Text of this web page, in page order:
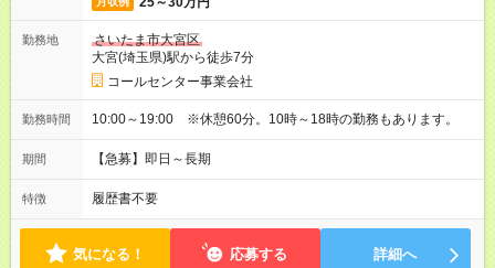
勤務地
さいたま市大宮区
大宮(埼玉県)駅から徒歩7分
コールセンター事業会社
勤務時間 10:00～19:00 ※休憩60分。10時～18時の勤務もあります。
期間 【急募】即日～長期
特徴 履歴書不要
気になる！ 応募する 詳細へ